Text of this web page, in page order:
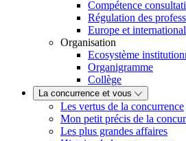
Compétence
Régulation des
Europe et international
Organisation
Ecosystème
Organigramme
Collège
La concurrence et vous
Les vertus de la concurrence
Mon petit précis de la
Les plus grandes affaires